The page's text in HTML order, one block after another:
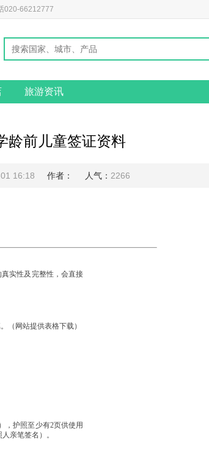
020-66212777
旅游资讯
龄前儿童签证资料
16:18 作者： 人气： 2266
实性及完整性，会直接
（网站提供表格下载）
，护照至少有2页供使用
亲笔签名）。